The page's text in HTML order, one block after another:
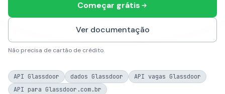
Começar grátis
Ver documentação
Não precisa de cartão de crédito.
API Glassdoor dados Glassdoor
API vagas Glassdoor
API para Glassdoor.com.br